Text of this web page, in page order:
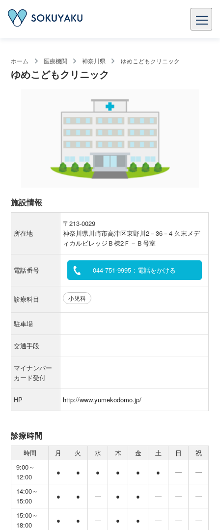
ホーム 医療機関 神奈川県 ゆめこどもクリニック
ゆめこどもクリニック
施設情報
所在地
〒213-0029
神奈川県川崎市高津区東野川2－36－4 久末メデ
ィカルビレッジＢ棟2Ｆ－Ｂ号室
電話番号 044-751-9995：電話をかける
診療科目 小児科
駐車場
交通手段
マイナンバー
カード受付
HP http://www.yumekodomo.jp/
診療時間
時間 月 火 水 木 金 土 日
祝
9:00～
12:00
● ● ● ● ● ● ― ―
14:00～
15:00
● ● ― ● ● ― ― ―
15:00～
18:00
● ● ― ● ● ― ― ―